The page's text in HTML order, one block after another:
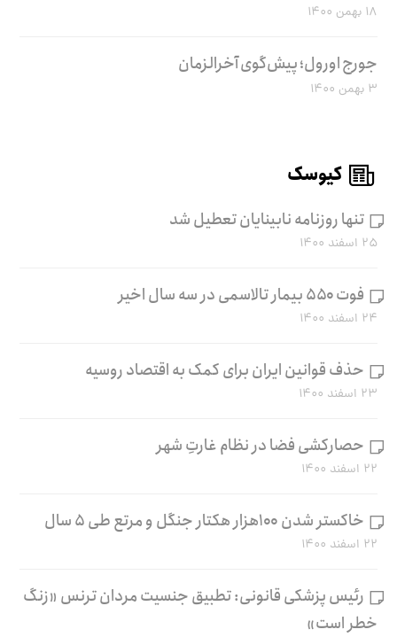
۱۸ بهمن ۱۴۰۰
جورج اورول؛ پیش‌گوی آخرالزمان
۳ بهمن ۱۴۰۰
کیوسک
تنها روزنامه نابینایان تعطیل شد
۲۵ اسفند ۱۴۰۰
فوت ۵۵۰ بیمار تالاسمی در سه سال اخیر
۲۴ اسفند ۱۴۰۰
حذف قوانین ایران برای کمک به اقتصاد روسیه
۲۳ اسفند ۱۴۰۰
حصارکشی فضا در نظام غارتِ شهر
۲۲ اسفند ۱۴۰۰
خاکستر شدن ۱۰۰هزار هکتار جنگل و مرتع طی ۵ سال
۲۲ اسفند ۱۴۰۰
رئیس پزشکی قانونی: تطبیق جنسیت مردان ترنس «زنگ
خطر است»